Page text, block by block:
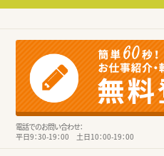
電話でのお問い合わせ：
平日9：30-19：00 土日10：00-19：00